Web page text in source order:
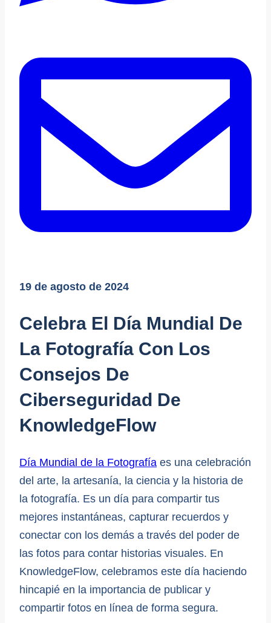
19 de agosto de 2024
Celebra El Día Mundial De
La Fotografía Con Los
Consejos De
Ciberseguridad De
KnowledgeFlow
Día Mundial de la Fotografía es una celebración
del arte, la artesanía, la ciencia y la historia de
la fotografía. Es un día para compartir tus
mejores instantáneas, capturar recuerdos y
conectar con los demás a través del poder de
las fotos para contar historias visuales. En
KnowledgeFlow, celebramos este día haciendo
hincapié en la importancia de publicar y
compartir fotos en línea de forma segura.